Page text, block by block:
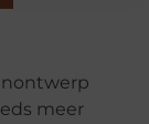
meer